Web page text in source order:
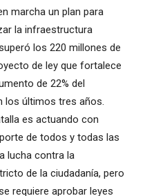
marcha un plan para
la infraestructura
los 220 millones de
de ley que fortalece
de 22% del
los últimos tres años.
es actuando con
de todos y todas las
lucha contra la
de la ciudadanía, pero
requiere aprobar leyes